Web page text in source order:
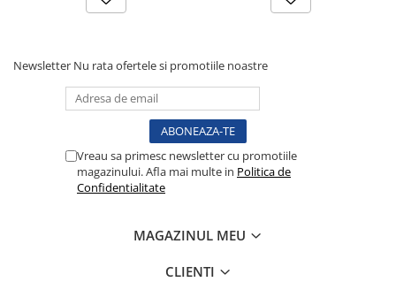
Aparate apnee
Glucometre
Perne si paturi electrice
Perne ortopedice
Tensiometre
Newsletter Nu rata ofertele si promotiile noastre
Vreau sa primesc newsletter cu promotiile
magazinului. Afla mai multe in Politica de
Confidentialitate
MAGAZINUL MEU
CLIENTI